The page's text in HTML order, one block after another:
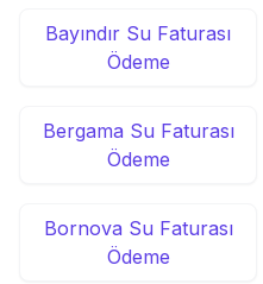
Bayındır Su Faturası
Ödeme
Bergama Su Faturası
Ödeme
Bornova Su Faturası
Ödeme